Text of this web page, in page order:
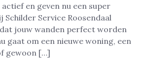
en geven nu een super
Schilder Service Roosendaal
jouw wanden perfect worden
gaat om een nieuwe woning, een
gewoon […]